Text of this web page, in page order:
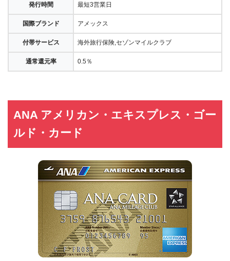
発行時間 最短3営業日
国際ブランド アメックス
付帯サービス 海外旅行保険,セゾンマイルクラブ
通常還元率 0.5％
ANA アメリカン・エキスプレス・ゴー
ルド・カード